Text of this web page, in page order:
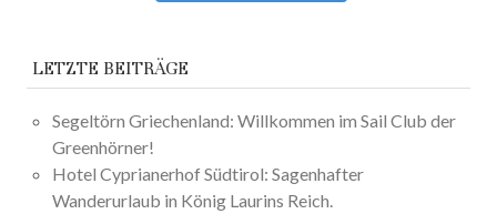
LETZTE BEITRÄGE
Segeltörn Griechenland: Willkommen im Sail Club der
Greenhörner!
Hotel Cyprianerhof Südtirol: Sagenhafter
Wanderurlaub in König Laurins Reich.